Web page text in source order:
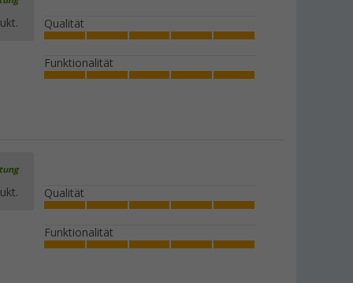
Qualität
Funktionalität
Qualität
Funktionalität